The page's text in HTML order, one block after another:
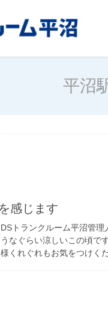
平沼
感じます
トランクルーム平沼管
なぐらい涼しいこの頃で
くれぐれもお気をつけく